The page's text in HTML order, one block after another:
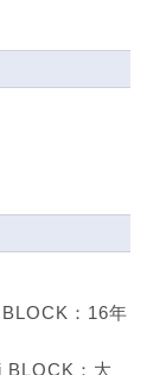
：16年
BLOCK：大